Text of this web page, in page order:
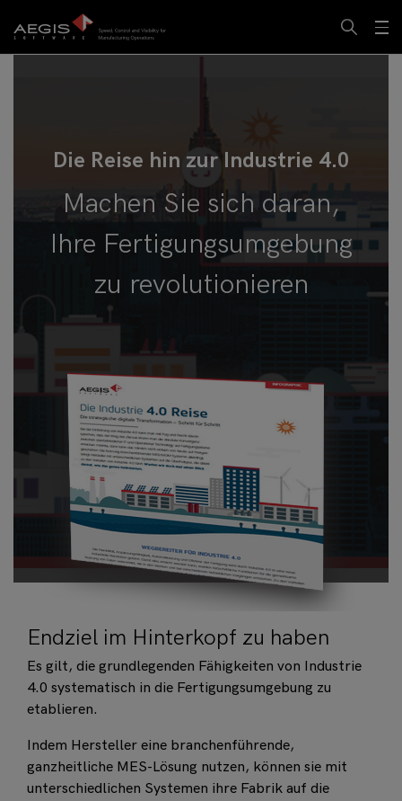
Die Reise hin zur Industrie 4.0
Machen Sie sich daran,
Ihre Fertigungsumgebung
zu revolutionieren
Endziel im Hinterkopf zu haben
Es gilt, die grundlegenden Fähigkeiten von Industrie
4.0 systematisch in die Fertigungsumgebung zu
etablieren.
Indem Hersteller eine branchenführende,
ganzheitliche MES-Lösung nutzen, können sie mit
unterschiedlichen Systemen ihre Fabrik auf die